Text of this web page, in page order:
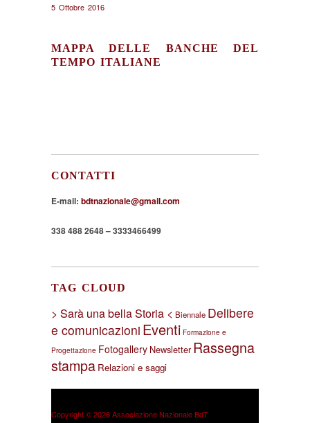
5 Ottobre 2016
MAPPA DELLE BANCHE DEL
TEMPO ITALIANE
CONTATTI
E-mail: bdtnazionale@gmail.com
338 488 2648 – 3333466499
TAG CLOUD
> Sarà una bella Storia < Biennale Delibere
e comunicazioni Eventi Formazione e
Progettazione Fotogallery Newsletter Rassegna
stampa Relazioni e saggi
Copyright © 2026 Associazione Nazionale BdT